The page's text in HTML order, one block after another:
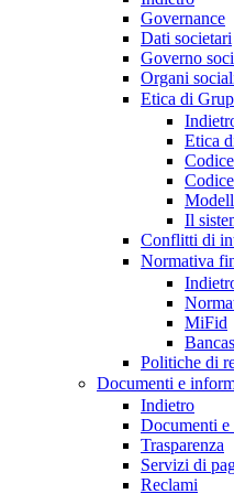
Governance
Dati societari
Governo
Organi
Etica di
Etica
Il
Conflitti di
Normativa
MiFid
Politiche di
Documenti e
Indietro
Documenti
Trasparenza
Servizi di
Reclami